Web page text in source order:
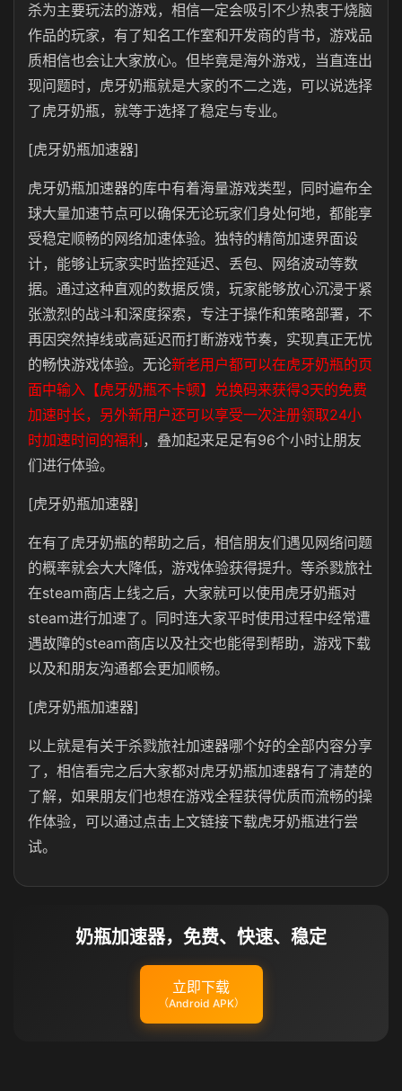
杀为主要玩法的游戏，相信一定会吸引不少热衷于烧脑
作品的玩家，有了知名工作室和开发商的背书，游戏品
质相信也会让大家放心。但毕竟是海外游戏，当直连出
现问题时，虎牙奶瓶就是大家的不二之选，可以说选择
了虎牙奶瓶，就等于选择了稳定与专业。
[虎牙奶瓶加速器]
虎牙奶瓶加速器的库中有着海量游戏类型，同时遍布全
球大量加速节点可以确保无论玩家们身处何地，都能享
受稳定顺畅的网络加速体验。独特的精简加速界面设
计，能够让玩家实时监控延迟、丢包、网络波动等数
据。通过这种直观的数据反馈，玩家能够放心沉浸于紧
张激烈的战斗和深度探索，专注于操作和策略部署，不
再因突然掉线或高延迟而打断游戏节奏，实现真正无忧
的畅快游戏体验。无论新老用户都可以在虎牙奶瓶的页
面中输入【虎牙奶瓶不卡顿】兑换码来获得3天的免费
加速时长，另外新用户还可以享受一次注册领取24小
时加速时间的福利 ，叠加起来足足有96个小时让朋友
们进行体验。
[虎牙奶瓶加速器]
在有了虎牙奶瓶的帮助之后，相信朋友们遇见网络问题
的概率就会大大降低，游戏体验获得提升。等杀戮旅社
在steam商店上线之后，大家就可以使用虎牙奶瓶对
steam进行加速了。同时连大家平时使用过程中经常遭
遇故障的steam商店以及社交也能得到帮助，游戏下载
以及和朋友沟通都会更加顺畅。
[虎牙奶瓶加速器]
以上就是有关于杀戮旅社加速器哪个好的全部内容分享
了，相信看完之后大家都对虎牙奶瓶加速器有了清楚的
了解，如果朋友们也想在游戏全程获得优质而流畅的操
作体验，可以通过点击上文链接下载虎牙奶瓶进行尝
试。
奶瓶加速器，免费、快速、稳定
立即下载
（Android APK）